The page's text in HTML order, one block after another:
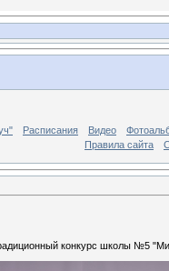
Расписания Видео
Правила сайта
конкурс школы №5